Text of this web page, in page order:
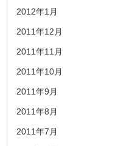
2012年1月
2011年12月
2011年11月
2011年10月
2011年9月
2011年8月
2011年7月